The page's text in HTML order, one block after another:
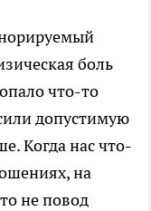
боль
что-то
допустимую
Когда нас что-
на
не повод